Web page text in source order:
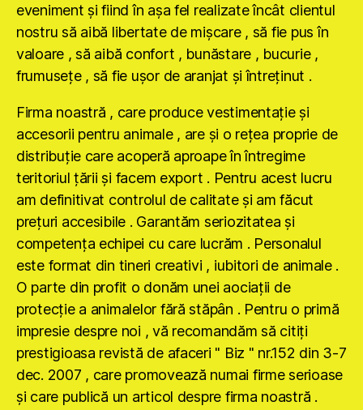
eveniment şi fiind în aşa fel realizate încât clientul
nostru să aibă libertate de mişcare , să fie pus în
valoare , să aibă confort , bunăstare , bucurie ,
frumuseţe , să fie uşor de aranjat şi întreţinut .
Firma noastră , care produce vestimentaţie şi
accesorii pentru animale , are şi o reţea proprie de
distribuţie care acoperă aproape în întregime
teritoriul ţării şi facem export . Pentru acest lucru
am definitivat controlul de calitate şi am făcut
preţuri accesibile . Garantăm seriozitatea şi
competenţa echipei cu care lucrăm . Personalul
este format din tineri creativi , iubitori de animale .
O parte din profit o donăm unei aociaţii de
protecţie a animalelor fără stăpân . Pentru o primă
impresie despre noi , vă recomandăm să citiţi
prestigioasa revistă de afaceri " Biz " nr.152 din 3-7
dec. 2007 , care promovează numai firme serioase
şi care publică un articol despre firma noastră .